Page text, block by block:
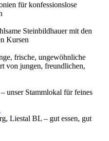
für konfessionslose
Steinbildhauer mit den
Kursen
frische, ungewöhnliche
von jungen, freundlichen,
unser Stammlokal für feines
Liestal BL – gut essen, gut